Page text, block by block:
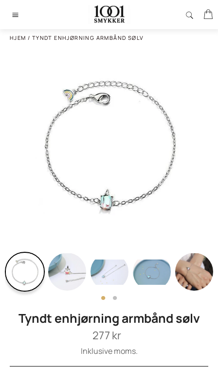
HJEM / TYNDT ENHJØRNING ARMBÅND SØLV
Tyndt enhjørning armbånd sølv
Normalpris
277 kr
Inklusive moms.